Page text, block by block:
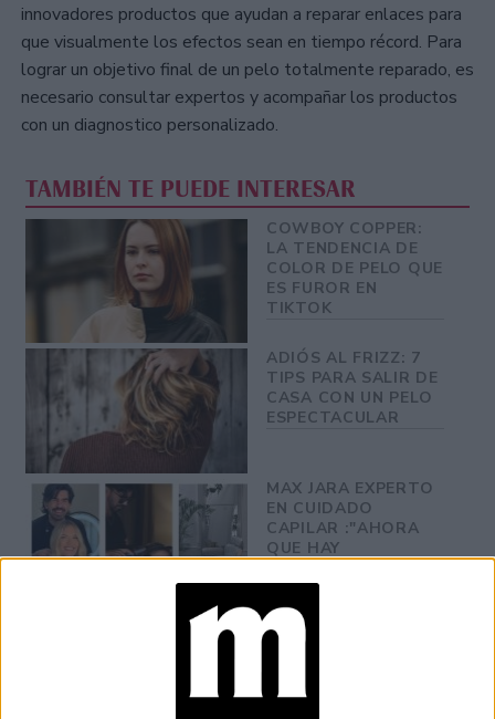
innovadores productos que ayudan a reparar enlaces para
que visualmente los efectos sean en tiempo récord. Para
lograr un objetivo final de un pelo totalmente reparado, es
necesario consultar expertos y acompañar los productos
con un diagnostico personalizado.
TAMBIÉN TE PUEDE INTERESAR
COWBOY COPPER:
LA TENDENCIA DE
COLOR DE PELO QUE
ES FUROR EN
TIKTOK
ADIÓS AL FRIZZ: 7
TIPS PARA SALIR DE
CASA CON UN PELO
ESPECTACULAR
MAX JARA EXPERTO
EN CUIDADO
CAPILAR :"AHORA
QUE HAY
EL CUERO
CABELLUDO
TAMBIÉN SUFRE, Y
ASÍ SE DEBE